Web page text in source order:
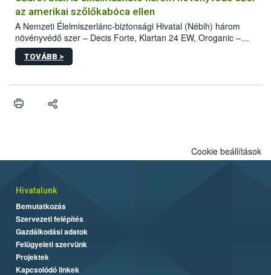
az amerikai szőlőkabóca ellen
A Nemzeti Élelmiszerlánc-biztonsági Hivatal (Nébih) három
növényvédő szer – Decis Forte, Klartan 24 EW, Oroganic –
engedélyokiratát módosította, így azok a szüretet követően,
egészen a vesszőérettség (BBCH 91) stádiumáig
érésű szőlőkben is legyen lehetőség a károsító elleni további
felhasználók számára is elérhető és ökológiai termesztésben is
TOVÁBB >
Cookie beállítások
Hivatalunk
Bemutatkozás
Szervezeti felépítés
Gazdálkodási adatok
Felügyeleti szervünk
Projektek
Kapcsolódó linkek